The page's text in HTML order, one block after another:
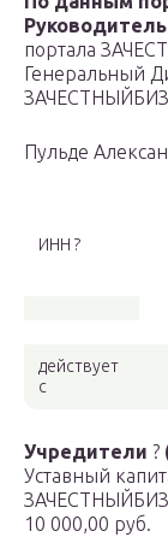
портала
Генеральный
Пульде
ИНН ?
действует
с
Учредители ?
Уставный
10 000,00 руб.